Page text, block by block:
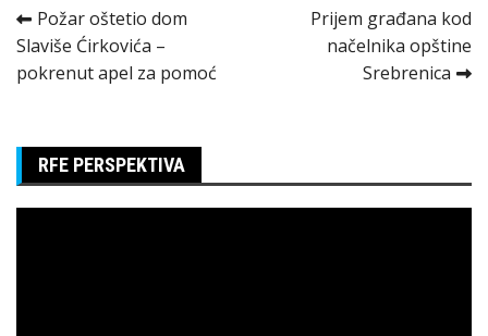
Kretanje
članka
Požar oštetio dom
Slaviše Ćirkovića –
pokrenut apel za pomoć
Prijem građana kod
načelnika opštine
Srebrenica
RFE PERSPEKTIVA